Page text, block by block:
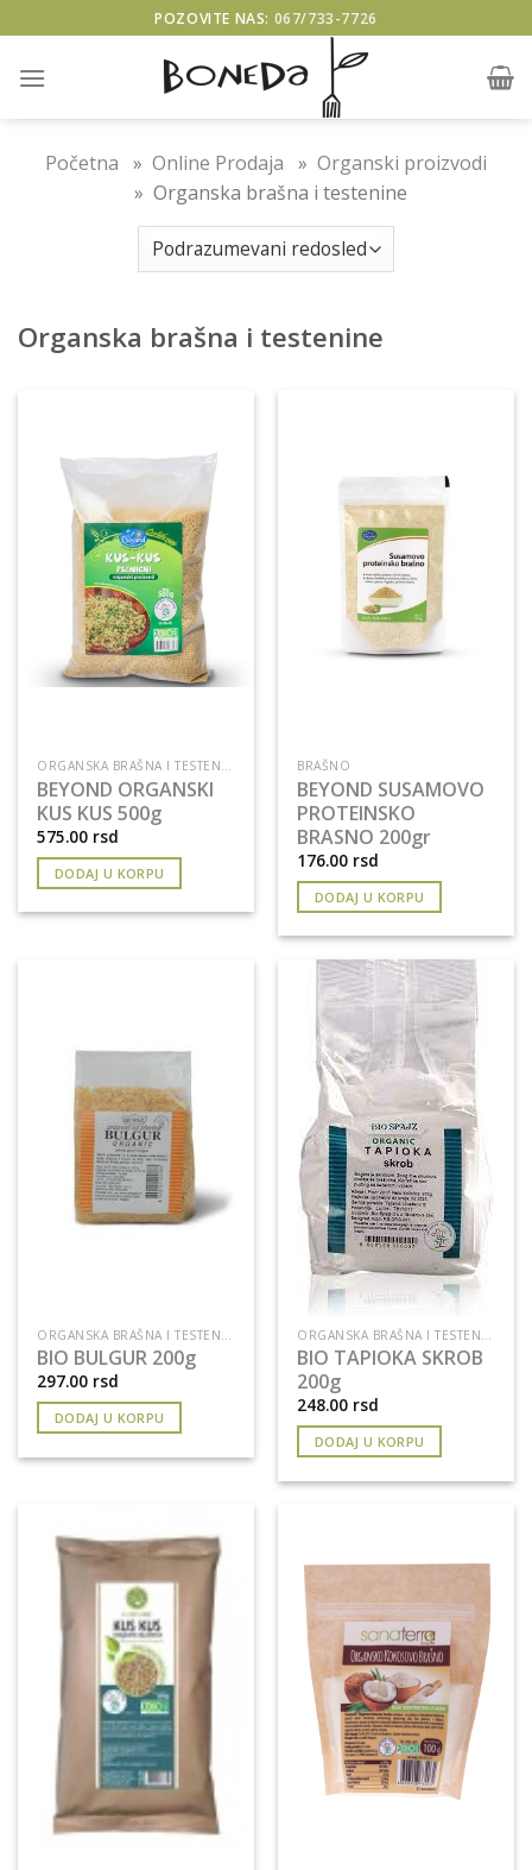
to
content
POZOVITE NAS: 067/733-7726
Početna » Online Prodaja » Organski proizvodi
» Organska brašna i testenine
Organska brašna i testenine
ORGANSKA BRAŠNA I TESTENINE
BEYOND ORGANSKI
KUS KUS 500g
575.00 rsd
DODAJ U KORPU
BRAŠNO
BEYOND SUSAMOVO
PROTEINSKO
BRASNO 200gr
176.00 rsd
DODAJ U KORPU
ORGANSKA BRAŠNA I TESTENINE
BIO BULGUR 200g
297.00 rsd
DODAJ U KORPU
ORGANSKA BRAŠNA I TESTENINE
BIO TAPIOKA SKROB
200g
248.00 rsd
DODAJ U KORPU